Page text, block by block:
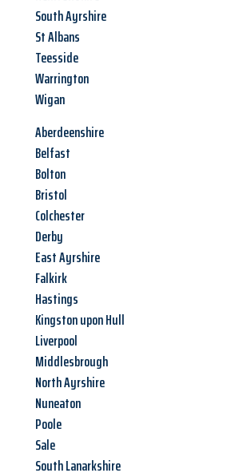
South Ayrshire
St Albans
Teesside
Warrington
Wigan
Aberdeenshire
Belfast
Bolton
Bristol
Colchester
Derby
East Ayrshire
Falkirk
Hastings
Kingston upon Hull
Liverpool
Middlesbrough
North Ayrshire
Nuneaton
Poole
Sale
South Lanarkshire